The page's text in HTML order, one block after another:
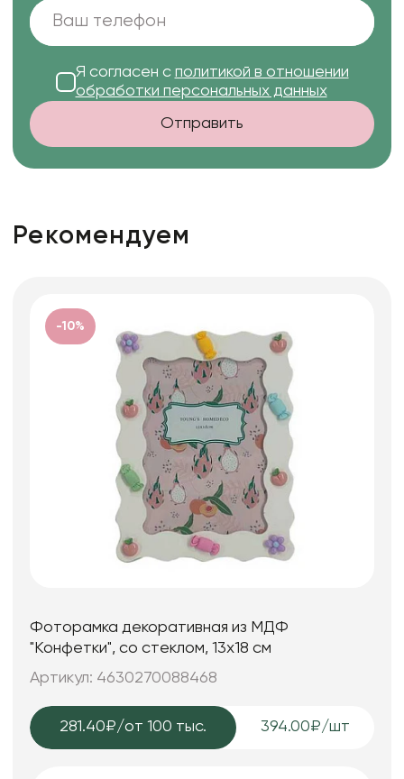
Я согласен с политикой в отношении
обработки персональных данных
Отправить
Рекомендуем
-10%
Фоторамка декоративная из МДФ
"Конфетки", со стеклом, 13x18 см
Артикул: 4630270088468
281.40₽/от 100 тыс. 394.00₽/шт